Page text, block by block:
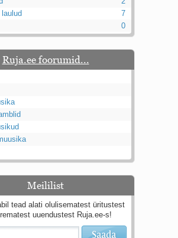
7
0
Ruja.ee foorumid...
Meililist
tead alati olulisematest üritustest
uuendustest Ruja.ee-s!